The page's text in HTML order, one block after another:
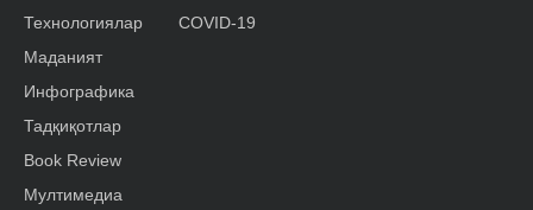
Технологиялар
Маданият
Инфографика
Тадқиқотлар
Book Review
Мултимедиа
COVID-19